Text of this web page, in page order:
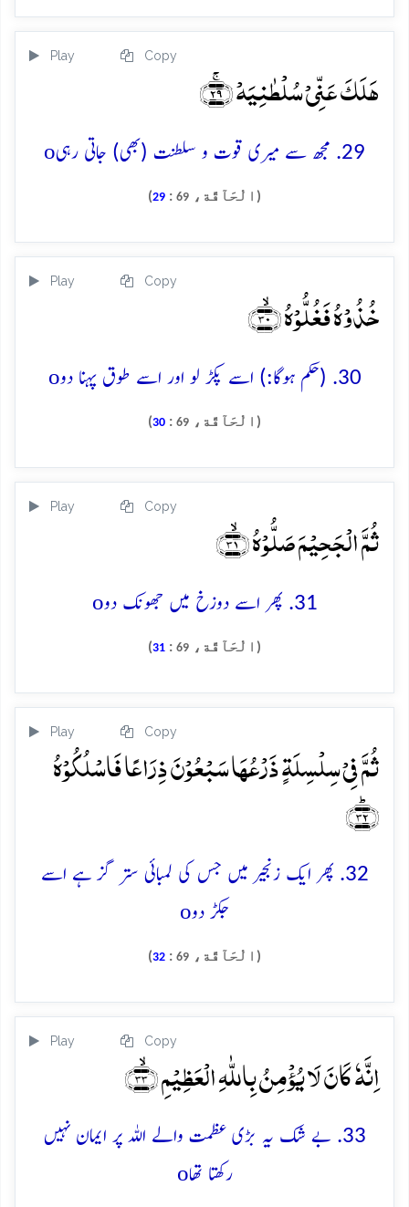
Play Copy
ہَلَکَ عَنِّیۡ سُلۡطٰنِیَہۡ ﴿ۚ۲۹﴾
29. مجھ سے میری قوت و سلطنت (بھی) جاتی رہی o
(الْحَآقَّة، 69
:
29
)
Play Copy
خُذُوۡہُ فَغُلُّوۡہُ ﴿ۙ۳۰﴾
30. (حکم ہوگا:) اسے پکڑ لو اور اسے طوق پہنا دو o
(الْحَآقَّة، 69
:
30
)
Play Copy
ثُمَّ الۡجَحِیۡمَ صَلُّوۡہُ ﴿ۙ۳۱﴾
31. پھر اسے دوزخ میں جھونک دو o
(الْحَآقَّة، 69
:
31
)
Play Copy
ثُمَّ فِیۡ سِلۡسِلَۃٍ ذَرۡعُہَا سَبۡعُوۡنَ ذِرَاعًا فَاسۡلُکُوۡہُ
﴿ؕ۳۲﴾
32. پھر ایک زنجیر میں جس کی لمبائی ستر گز ہے اسے
جکڑ دوo
(الْحَآقَّة، 69
:
32
)
Play Copy
اِنَّہٗ کَانَ لَا یُؤۡمِنُ بِاللّٰہِ الۡعَظِیۡمِ ﴿ۙ۳۳﴾
33. بے شک یہ بڑی عظمت والے اللہ پر ایمان نہیں
رکھتا تھاo